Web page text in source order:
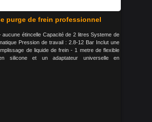
purge de frein professionnel
aucune étincelle Capacité de 2 litres Systeme de
Pression de travail : 2.8-12 Bar Inclut une
de liquide de frein - 1 metre de flexible
silicone et un adaptateur universelle en